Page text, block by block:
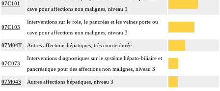
07C101
cave pour affections non malignes, niveau 1
07C103
Interventions sur le foie, le pancréas et les veines porte ou
cave pour affections non malignes, niveau 3
07M04T Autres affections hépatiques, très courte durée
07C073
Interventions diagnostiques sur le système hépato-biliaire et
pancréatique pour des affections non malignes, niveau 3
07M043 Autres affections hépatiques, niveau 3